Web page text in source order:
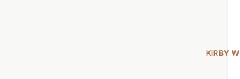
KIRBY W